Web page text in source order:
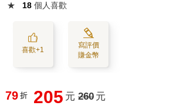
★ 18 個人喜歡
喜歡+1
寫評價
賺金幣
79 折 205 元 260 元